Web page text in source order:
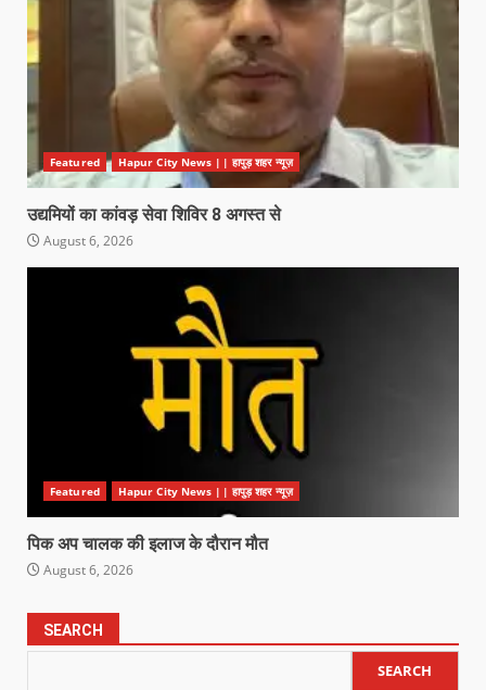
Featured Hapur City News || हापुड़ शहर न्यूज़
उद्यमियों का कांवड़ सेवा शिविर 8 अगस्त से
August 6, 2026
Featured Hapur City News || हापुड़ शहर न्यूज़
पिक अप चालक की इलाज के दौरान मौत
August 6, 2026
SEARCH
SEARCH